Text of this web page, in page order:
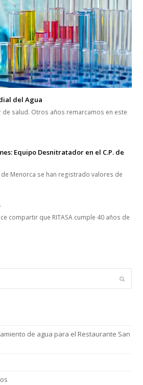
del Agua
de salud. Otros años remarcamos en este
Equipo Desnitratador en el C.P. de
de Menorca se han registrado valores de
compartir que RITASA cumple 40 años de
Enviar
de agua para el Restaurante San